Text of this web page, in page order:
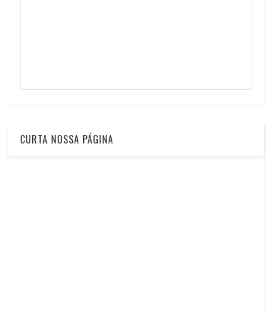
CURTA NOSSA PÁGINA